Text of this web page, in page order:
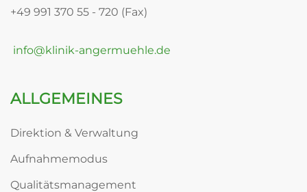
+49 991 370 55 - 720 (Fax)
info@klinik-angermuehle.de
ALLGEMEINES
Direktion & Verwaltung
Aufnahmemodus
Qualitätsmanagement